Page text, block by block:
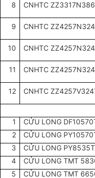
8 CNHTC
9 CNHTC
10 CNHTC
11 CNHTC
12 CNHTC
1
CỬU LONG
2
CỬU LONG
3
CỬU LONG
4
CỬU LONG TMT
5
CỬU LONG TMT